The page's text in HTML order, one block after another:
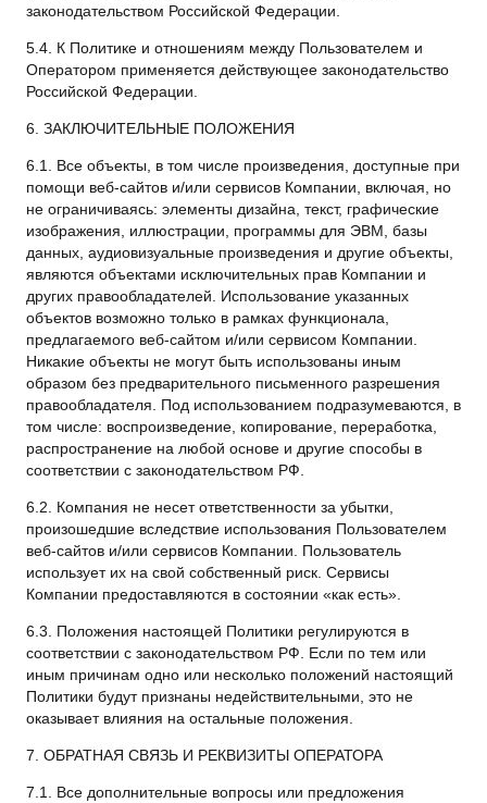
законодательством Российской Федерации.
5.4. К Политике и отношениям между Пользователем и
Оператором применяется действующее законодательство
Российской Федерации.
6. ЗАКЛЮЧИТЕЛЬНЫЕ ПОЛОЖЕНИЯ
6.1. Все объекты, в том числе произведения, доступные при
помощи веб-cайтов и/или сервисов Компании, включая, но
не ограничиваясь: элементы дизайна, текст, графические
изображения, иллюстрации, программы для ЭВМ, базы
данных, аудиовизуальные произведения и другие объекты,
являются объектами исключительных прав Компании и
других правообладателей. Использование указанных
объектов возможно только в рамках функционала,
предлагаемого веб-cайтом и/или сервисом Компании.
Никакие объекты не могут быть использованы иным
образом без предварительного письменного разрешения
правообладателя. Под использованием подразумеваются, в
том числе: воспроизведение, копирование, переработка,
распространение на любой основе и другие способы в
соответствии с законодательством РФ.
6.2. Компания не несет ответственности за убытки,
произошедшие вследствие использования Пользователем
веб-сайтов и/или сервисов Компании. Пользователь
использует их на свой собственный риск. Сервисы
Компании предоставляются в состоянии «как есть».
6.3. Положения настоящей Политики регулируются в
соответствии с законодательством РФ. Если по тем или
иным причинам одно или несколько положений настоящий
Политики будут признаны недействительными, это не
оказывает влияния на остальные положения.
7. ОБРАТНАЯ СВЯЗЬ И РЕКВИЗИТЫ ОПЕРАТОРА
7.1. Все дополнительные вопросы или предложения